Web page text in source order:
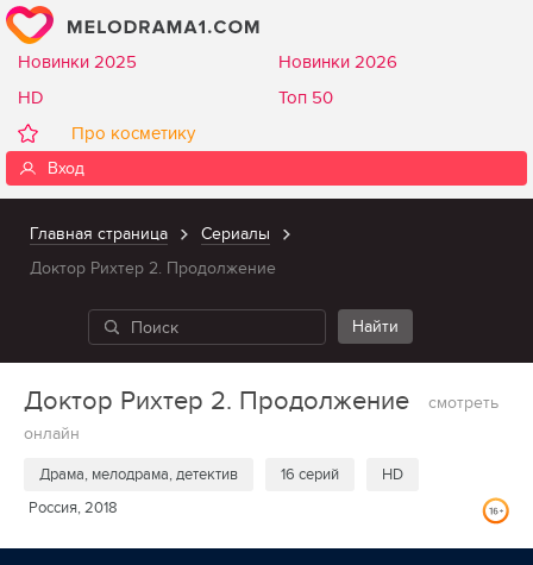
Новинки 2025
Новинки 2026
HD
Топ 50
Про косметику
Вход
Главная страница
Сериалы
Доктор Рихтер 2. Продолжение
Доктор Рихтер 2. Продолжение
смотреть
онлайн
Драма, мелодрама, детектив 16 серий
HD
Россия, 2018